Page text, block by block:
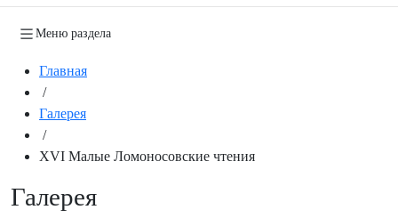
Меню раздела
Главная
/
Галерея
/
XVI Малые Ломоносовские чтения
Галерея